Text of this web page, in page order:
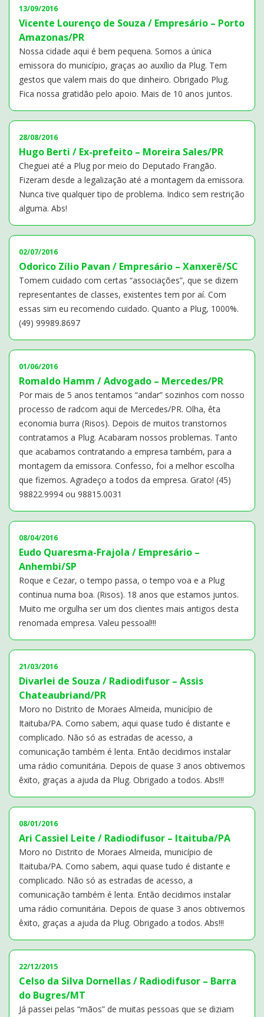
13/09/2016
Vicente Lourenço de Souza / Empresário – Porto
Amazonas/PR
Nossa cidade aqui é bem pequena. Somos a única
emissora do município, graças ao auxílio da Plug. Tem
gestos que valem mais do que dinheiro. Obrigado Plug.
Fica nossa gratidão pelo apoio. Mais de 10 anos juntos.
28/08/2016
Hugo Berti / Ex-prefeito – Moreira Sales/PR
Cheguei até a Plug por meio do Deputado Frangão.
Fizeram desde a legalização até a montagem da emissora.
Nunca tive qualquer tipo de problema. Indico sem restrição
alguma. Abs!
02/07/2016
Odorico Zílio Pavan / Empresário – Xanxerê/SC
Tomem cuidado com certas “associações”, que se dizem
representantes de classes, existentes tem por aí. Com
essas sim eu recomendo cuidado. Quanto a Plug, 1000%.
(49) 99989.8697
01/06/2016
Romaldo Hamm / Advogado – Mercedes/PR
Por mais de 5 anos tentamos “andar” sozinhos com nosso
processo de radcom aqui de Mercedes/PR. Olha, êta
economia burra (Risos). Depois de muitos transtornos
contratamos a Plug. Acabaram nossos problemas. Tanto
que acabamos contratando a empresa também, para a
montagem da emissora. Confesso, foi a melhor escolha
que fizemos. Agradeço a todos da empresa. Grato! (45)
98822.9994 ou 98815.0031
08/04/2016
Eudo Quaresma-Frajola / Empresário –
Anhembi/SP
Roque e Cezar, o tempo passa, o tempo voa e a Plug
continua numa boa. (Risos). 18 anos que estamos juntos.
Muito me orgulha ser um dos clientes mais antigos desta
renomada empresa. Valeu pessoal!!!
21/03/2016
Divarlei de Souza / Radiodifusor – Assis
Chateaubriand/PR
Moro no Distrito de Moraes Almeida, município de
Itaituba/PA. Como sabem, aqui quase tudo é distante e
complicado. Não só as estradas de acesso, a
comunicação também é lenta. Então decidimos instalar
uma rádio comunitária. Depois de quase 3 anos obtivemos
êxito, graças a ajuda da Plug. Obrigado a todos. Abs!!!
08/01/2016
Ari Cassiel Leite / Radiodifusor – Itaituba/PA
Moro no Distrito de Moraes Almeida, município de
Itaituba/PA. Como sabem, aqui quase tudo é distante e
complicado. Não só as estradas de acesso, a
comunicação também é lenta. Então decidimos instalar
uma rádio comunitária. Depois de quase 3 anos obtivemos
êxito, graças a ajuda da Plug. Obrigado a todos. Abs!!!
22/12/2015
Celso da Silva Dornellas / Radiodifusor – Barra
do Bugres/MT
Já passei pelas “mãos” de muitas pessoas que se diziam